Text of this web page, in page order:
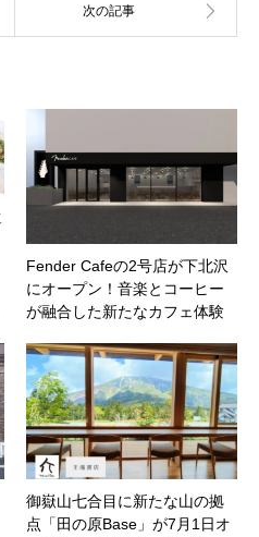
Fender Cafeの2号店が下北沢
にオープン！音楽とコーヒー
が融合した新たなカフェ体験
御嶽山七合目に新たな山の拠
点「田の原Base」が7月1日オ